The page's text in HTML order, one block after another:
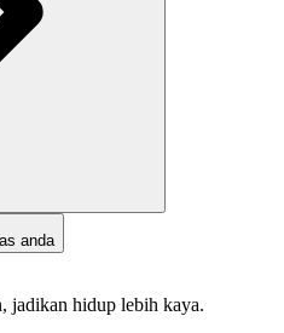
anda
jadikan hidup lebih kaya.